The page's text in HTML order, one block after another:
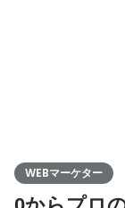
WEBマーケター